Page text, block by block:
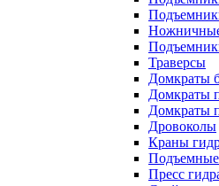
Траверсы
Домкраты
Домкраты
Домкраты
Дровоколы
Краны
Пресс